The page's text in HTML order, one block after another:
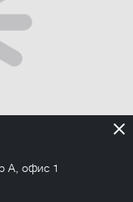
А, офис 1